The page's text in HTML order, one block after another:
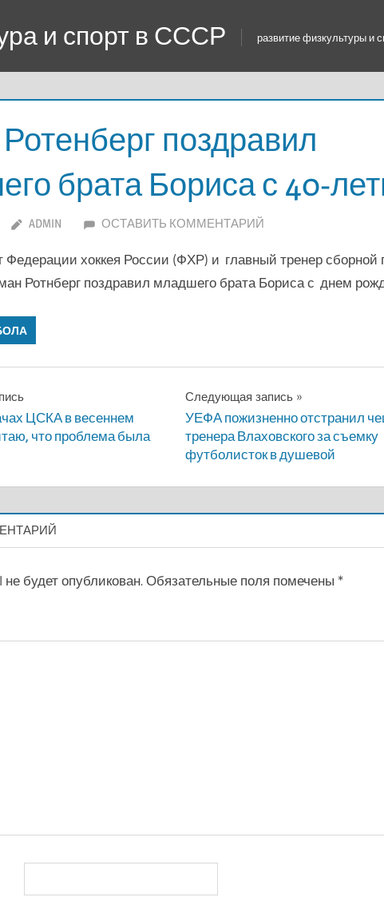
и спорт в СССР развитие физкультуры и
поздравил
брата Бориса с 40-
ADMIN ОСТАВИТЬ КОММЕНТАРИЙ
Федерации хоккея России (ФХР) и главный тренер сборной
Ротнберг поздравил младшего брата Бориса с днем
ЦСКА в весеннем
что проблема была
Следующая запись
УЕФА пожизненно отстранил
тренера Влаховского за съемку
футболисток в душевой
будет опубликован.Обязательные поля помечены *